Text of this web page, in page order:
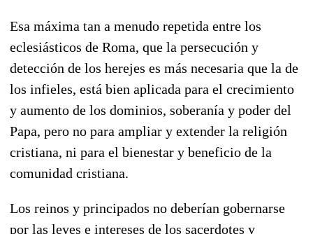
Esa máxima tan a menudo repetida entre los
eclesiásticos de Roma, que la persecución y
detección de los herejes es más necesaria que la de
los infieles, está bien aplicada para el crecimiento
y aumento de los dominios, soberanía y poder del
Papa, pero no para ampliar y extender la religión
cristiana, ni para el bienestar y beneficio de la
comunidad cristiana.
Los reinos y principados no deberían gobernarse
por las leyes e intereses de los sacerdotes y